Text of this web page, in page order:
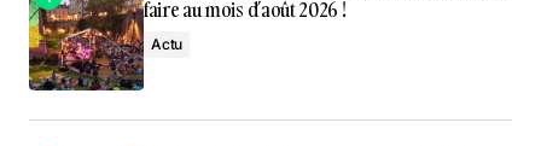
faire au mois d’août 2026 !
Actu